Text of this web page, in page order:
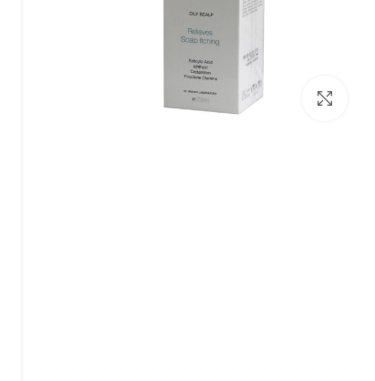
بزرگنمایی تصویر